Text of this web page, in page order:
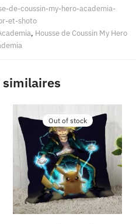
de-coussin-my-hero-academia-
et-shoto
, Housse de Coussin My Hero
Out of stock